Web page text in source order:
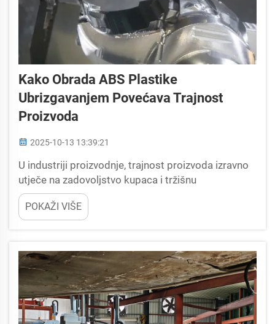
Kako Obrada ABS Plastike
Ubrizgavanjem Povećava Trajnost
Proizvoda
2025-10-13 13:39:21
U industriji proizvodnje, trajnost proizvoda izravno
utječe na zadovoljstvo kupaca i tržišnu
konkurentnost. Za sektore poput opreme za sport,
pribora od metala i industrijskih dijelova, ABS
(akrilonitril butadien stiren) postao je pre...
POKAŽI VIŠE